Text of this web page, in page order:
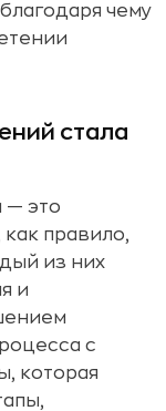
чему
стала
— это
правило,
из них
и
с
которая